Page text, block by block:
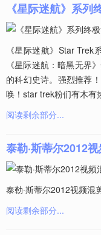
《星际迷航》系列
《星际迷航》Star
《星际迷航：暗黑无界
的科幻史诗。强烈推荐
唤！star trek粉们有木有
阅读剩余部分...
泰勒·斯蒂尔2012
泰勒·斯蒂尔2012视频混
阅读剩余部分...